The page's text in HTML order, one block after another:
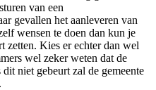
van een
gevallen het aanleveren van
wensen te doen dan kun je
zetten. Kies er echter dan wel
wel zeker weten dat de
niet gebeurt zal de gemeente